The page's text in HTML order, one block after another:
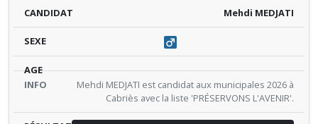
Mehdi MEDJATI
Mehdi MEDJATI est candidat aux municipales 2026 à
Cabriès avec la liste 'PRÉSERVONS L'AVENIR'.